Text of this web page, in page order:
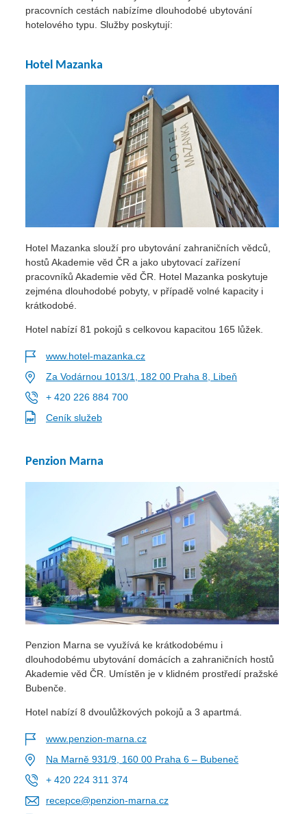
pracovních cestách nabízíme dlouhodobé ubytování
hotelového typu. Služby poskytují:
Hotel Mazanka
Hotel Mazanka slouží pro ubytování zahraničních vědců,
hostů Akademie věd ČR a jako ubytovací zařízení
pracovníků Akademie věd ČR. Hotel Mazanka poskytuje
zejména dlouhodobé pobyty, v případě volné kapacity i
krátkodobé.
Hotel nabízí 81 pokojů s celkovou kapacitou 165 lůžek.
www.hotel-mazanka.cz
Za Vodárnou 1013/1, 182 00 Praha 8, Libeň
+ 420 226 884 700
Ceník služeb
Penzion Marna
Penzion Marna se využívá ke krátkodobému i
dlouhodobému ubytování domácích a zahraničních hostů
Akademie věd ČR. Umístěn je v klidném prostředí pražské
Bubenče.
Hotel nabízí 8 dvoulůžkových pokojů a 3 apartmá.
www.penzion-marna.cz
Na Marně 931/9, 160 00 Praha 6 – Bubeneč
+ 420 224 311 374
recepce@penzion-marna.cz